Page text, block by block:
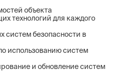
объекта
технологий для каждого
систем безопасности в
использованию систем
и обновление систем